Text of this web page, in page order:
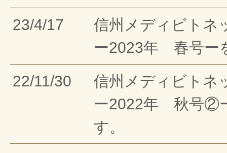
23/4/17
信州メディビトネ
ー2023年 春号ー
22/11/30
信州メディビトネ
ー2022年 秋号②
す。